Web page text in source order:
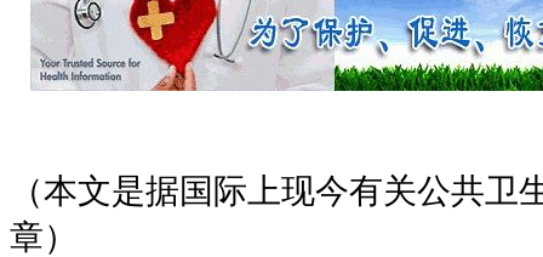
（本文是据国际上现今有关公共卫
章）